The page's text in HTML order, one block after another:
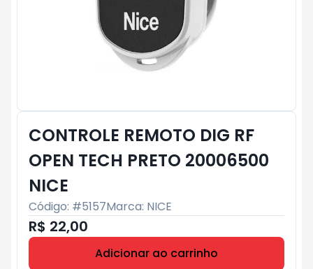
CONTROLE REMOTO DIG RF
OPEN TECH PRETO 20006500
NICE
Código: #5157Marca: NICE
R$ 22,00
Adicionar ao carrinho